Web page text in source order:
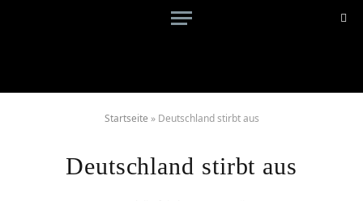
Startseite » Deutschland stirbt aus
Deutschland stirbt aus